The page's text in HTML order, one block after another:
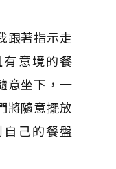
跟著指示走
意境的餐
意坐下，一
將隨意擺放
己的餐盤